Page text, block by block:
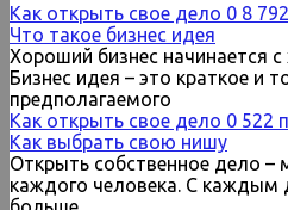
Как открыть свое дело 0 8
Что такое бизнес идея
Хороший бизнес начинается
Бизнес идея – это краткое и
предполагаемого
Как открыть свое дело 0 522
Как выбрать свою нишу
Открыть собственное дело –
каждого человека. С каждым